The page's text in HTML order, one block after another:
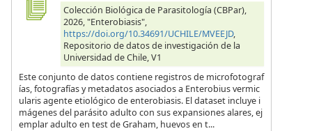
Colección Biológica de Parasitología (CBPar),
2026, "Enterobiasis",
https://doi.org/10.34691/UCHILE/MVEEJD,
Repositorio de datos de investigación de la
Universidad de Chile, V1
Este conjunto de datos contiene registros de microfotograf
ías, fotografías y metadatos asociados a Enterobius vermic
ularis agente etiológico de enterobiasis. El dataset incluye i
mágenes del parásito adulto con sus expansiones alares, ej
emplar adulto en test de Graham, huevos en t...